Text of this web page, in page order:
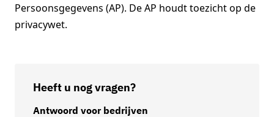
Persoonsgegevens (AP). De AP houdt toezicht op de
privacywet.
Heeft u nog vragen?
Antwoord voor bedrijven